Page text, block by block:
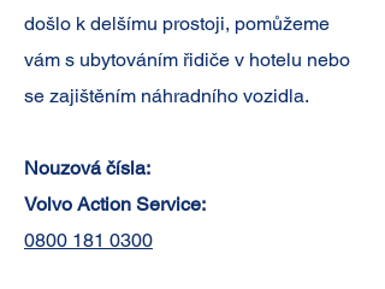
došlo k delšímu prostoji, pomůžeme
vám s ubytováním řidiče v hotelu nebo
se zajištěním náhradního vozidla.
Nouzová čísla:
Volvo Action Service:
0800 181 0300